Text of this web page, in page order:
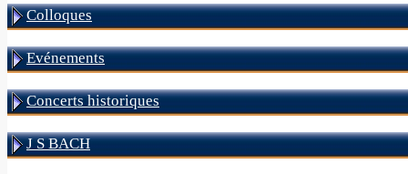
Colloques
Evénements
Concerts historiques
J S BACH